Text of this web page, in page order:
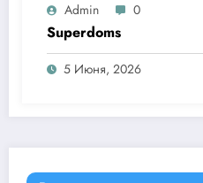
Admin 0
Superdoms
5 Июня, 2026